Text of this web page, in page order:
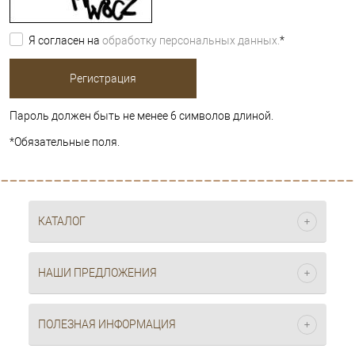
Я согласен на обработку персональных данных. *
Пароль должен быть не менее 6 символов длиной.
*Обязательные поля.
КАТАЛОГ
НАШИ ПРЕДЛОЖЕНИЯ
ПОЛЕЗНАЯ ИНФОРМАЦИЯ